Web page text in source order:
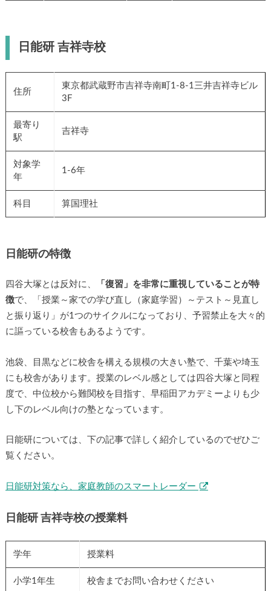
日能研 吉祥寺校
住所
東京都武蔵野市吉祥寺南町1-8-1三井吉祥寺ビル
3F
最寄り
駅
吉祥寺
対象学
年
1-6年
科目 算国理社
日能研の特徴
四谷大塚とは反対に、
「復習」を非常に重視していることが特
徴で、「授業～家での学び直し（家庭学習）～テスト～見直し
と振り返り」が1つのサイクルになっており、予習禁止を大々的
に謳っている校舎もあるようです。
池袋、目黒などに校舎を構える規模の大きい塾で、千葉や埼玉
にも校舎があります。授業のレベル感としては四谷大塚と同程
度で、中位校から難関校を目指す、早稲田アカデミーよりも少
し下のレベル向けの塾となっています。
日能研については、下の記事で詳しく紹介しているのでぜひご
覧ください。
日能研対策なら、家庭教師のスマートレーダー
日能研 吉祥寺校の授業料
学年 授業料
小学1年生 校舎までお問い合わせください